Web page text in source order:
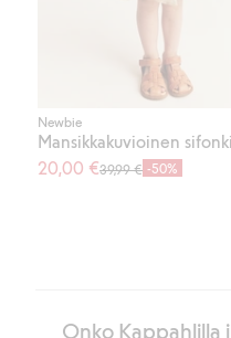
Newbie
Mansikkakuvioinen
20,00 €39,99 € -50%
Onko Kappahlilla